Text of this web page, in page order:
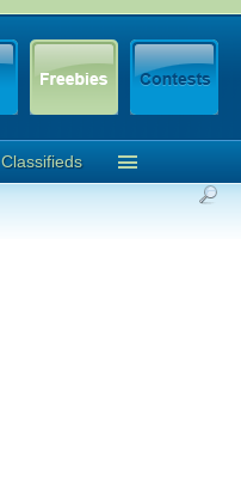
Classifieds